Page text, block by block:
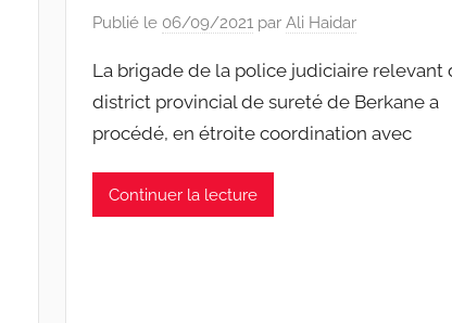
Publié le 06/09/2021 parAli Haidar
La brigade de la police judiciaire relevant
district provincial de sureté de Berkane a
procédé, en étroite coordination avec
Continuer la lecture